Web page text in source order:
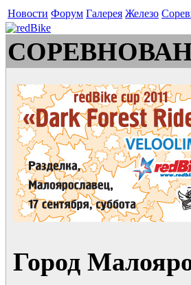
Новости Форум Галерея Железо
Город